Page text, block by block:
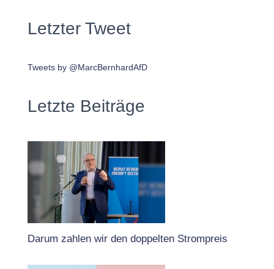
Letzter Tweet
Tweets by @MarcBernhardAfD
Letzte Beiträge
Darum zahlen wir den doppelten Strompreis